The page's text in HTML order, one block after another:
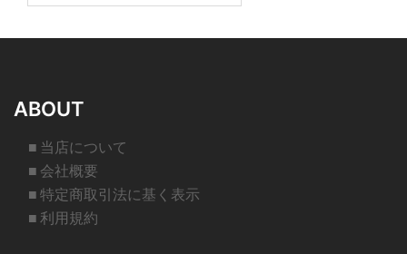
ABOUT
■ 当店について
■ 会社概要
■ 特定商取引法に基く表示
■ 利用規約